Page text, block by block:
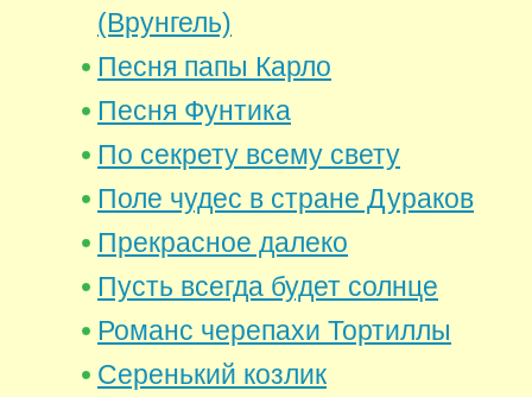
(Врунгель)
Песня папы Карло
Песня Фунтика
По секрету всему свету
Поле чудес в стране Дураков
Прекрасное далеко
Пусть всегда будет солнце
Романс черепахи Тортиллы
Серенький козлик